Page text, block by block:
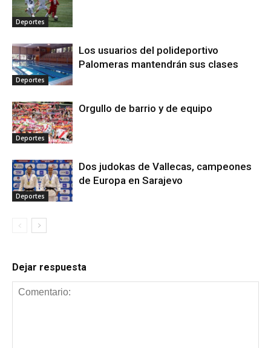
Deportes
Deportes
Los usuarios del polideportivo
Palomeras mantendrán sus clases
Deportes
Orgullo de barrio y de equipo
Deportes
Dos judokas de Vallecas, campeones
de Europa en Sarajevo
Dejar respuesta